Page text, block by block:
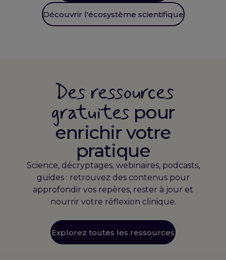
Découvrir l'écosystème scientifique
Des ressources
gratuites pour
enrichir votre
pratique
Science, décryptages, webinaires, podcasts,
guides : retrouvez des contenus pour
approfondir vos repères, rester à jour et
nourrir votre réflexion clinique.
Explorez toutes les ressources